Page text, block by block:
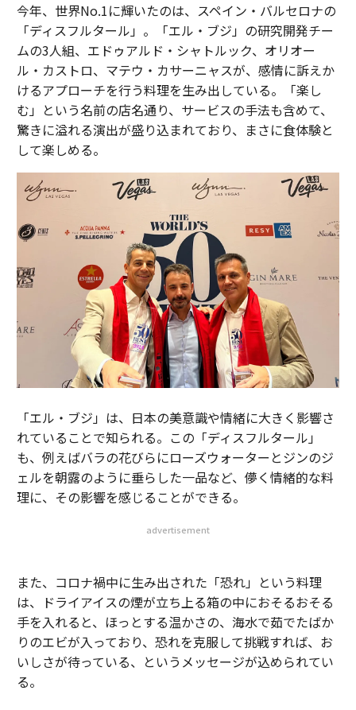
今年、世界No.1に輝いたのは、スペイン・バルセロナの
「ディスフルタール」。「エル・ブジ」の研究開発チー
ムの3人組、エドゥアルド・シャトルック、オリオー
ル・カストロ、マテウ・カサーニャスが、感情に訴えか
けるアプローチを行う料理を生み出している。「楽し
む」という名前の店名通り、サービスの手法も含めて、
驚きに溢れる演出が盛り込まれており、まさに食体験と
して楽しめる。
「エル・ブジ」は、日本の美意識や情緒に大きく影響さ
れていることで知られる。この「ディスフルタール」
も、例えばバラの花びらにローズウォーターとジンのジ
ェルを朝露のように垂らした一品など、儚く情緒的な料
理に、その影響を感じることができる。
advertisement
また、コロナ禍中に生み出された「恐れ」という料理
は、ドライアイスの煙が立ち上る箱の中におそるおそる
手を入れると、ほっとする温かさの、海水で茹でたばか
りのエビが入っており、恐れを克服して挑戦すれば、お
いしさが待っている、というメッセージが込められてい
る。